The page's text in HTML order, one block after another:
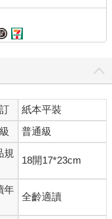
點與低點相連，會形成兩
沒有往下續推，兩條趨
角形的角。
為中繼型態，代表多空雙
直到一方勝出，就會突破
勢就會突破上緣趨勢線，
點放在感受三角收斂的
2），隨後在5/2 突破上
抱著，盤整結束便一路
紙本平裝
普通級
規
18開17*23cm
年
全齡適讀